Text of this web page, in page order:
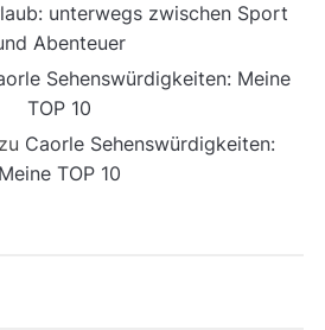
unterwegs zwischen Sport
Abenteuer
Sehenswürdigkeiten: Meine
TOP 10
zu Caorle Sehenswürdigkeiten:
Meine TOP 10